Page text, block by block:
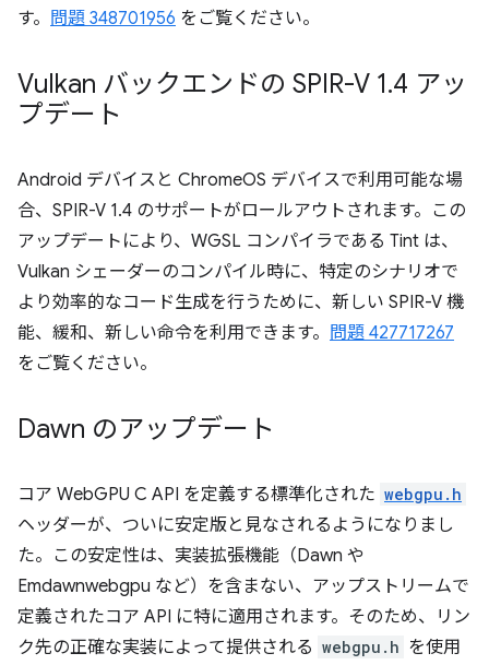
す。 問題 348701956 をご覧ください。
Vulkan バックエンドの SPIR-V 1.4 アッ
プデート
Android デバイスと ChromeOS デバイスで利用可能な場
合、SPIR-V 1.4 のサポートがロールアウトされます。この
アップデートにより、WGSL コンパイラである Tint は、
Vulkan シェーダーのコンパイル時に、特定のシナリオで
より効率的なコード生成を行うために、新しい SPIR-V 機
能、緩和、新しい命令を利用できます。 問題 427717267
をご覧ください。
Dawn のアップデート
コア WebGPU C API を定義する標準化された webgpu.h
ヘッダーが、ついに安定版と見なされるようになりまし
た。この安定性は、実装拡張機能（Dawn や
Emdawnwebgpu など）を含まない、アップストリームで
定義されたコア API に特に適用されます。そのため、リン
ク先の正確な実装によって提供される webgpu.h を使用